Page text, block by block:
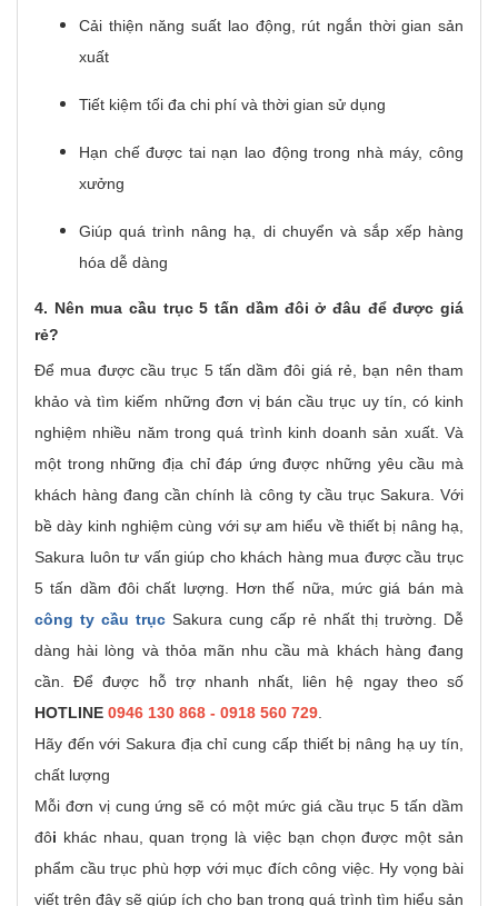
Cải thiện năng suất lao động, rút ngắn thời gian sản
xuất
Tiết kiệm tối đa chi phí và thời gian sử dụng
Hạn chế được tai nạn lao động trong nhà máy, công
xưởng
Giúp quá trình nâng hạ, di chuyển và sắp xếp hàng
hóa dễ dàng
4. Nên mua cầu trục 5 tấn dầm đôi ở đâu để được giá
rẻ?
Để mua được cầu trục 5 tấn dầm đôi giá rẻ, bạn nên tham
khảo và tìm kiếm những đơn vị bán cầu trục uy tín, có kinh
nghiệm nhiều năm trong quá trình kinh doanh sản xuất. Và
một trong những địa chỉ đáp ứng được những yêu cầu mà
khách hàng đang cần chính là công ty cầu trục Sakura. Với
bề dày kinh nghiệm cùng với sự am hiểu về thiết bị nâng hạ,
Sakura luôn tư vấn giúp cho khách hàng mua được cầu trục
5 tấn dầm đôi chất lượng. Hơn thế nữa, mức giá bán mà
công ty cầu trục Sakura cung cấp rẻ nhất thị trường. Dễ
dàng hài lòng và thỏa mãn nhu cầu mà khách hàng đang
cần. Để được hỗ trợ nhanh nhất, liên hệ ngay theo số
HOTLINE 0946 130 868 - 0918 560 729
Hãy đến với Sakura địa chỉ cung cấp thiết bị nâng hạ uy tín,
chất lượng
Mỗi đơn vị cung ứng sẽ có một mức giá cầu trục 5 tấn dầm
đôi khác nhau, quan trọng là việc bạn chọn được một sản
phẩm cầu trục phù hợp với mục đích công việc. Hy vọng bài
viết trên đây sẽ giúp ích cho bạn trong quá trình tìm hiểu sản